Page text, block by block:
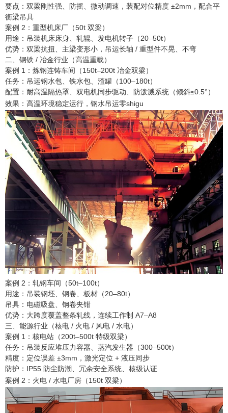
要点：双梁刚性强、防摇、微动调速，装配对位精度 ±2mm，配合平
衡梁吊具
案例 2：重型机床厂（50t 双梁）
用途：吊装机床床身、轧辊、发电机转子（20–50t）
优势：双梁抗扭、主梁变形小，吊运长轴 / 重型件不晃、不弯
二、钢铁 / 冶金行业（高温重载）
案例 1：炼钢连铸车间（150t–200t 冶金双梁）
任务：吊运钢水包、铁水包、渣罐（100–180t）
配置：耐高温隔热罩、双电机同步驱动、防泼溅系统（倾斜≤0.5°）
效果：高温环境稳定运行，钢水吊运零shigu
案例 2：轧钢车间（50t–100t）
用途：吊装钢坯、钢卷、板材（20–80t）
吊具：电磁吸盘、钢卷夹钳
优势：大跨度覆盖整条轧线，连续工作制 A7–A8
三、能源行业（核电 / 火电 / 风电 / 水电）
案例 1：核电站（200t–500t 特级双梁）
任务：吊装反应堆压力容器、蒸汽发生器（300–500t）
精度：定位误差 ±3mm，激光定位 + 液压同步
防护：IP55 防尘防潮、冗余安全系统、核级认证
案例 2：火电 / 水电厂房（150t 双梁）